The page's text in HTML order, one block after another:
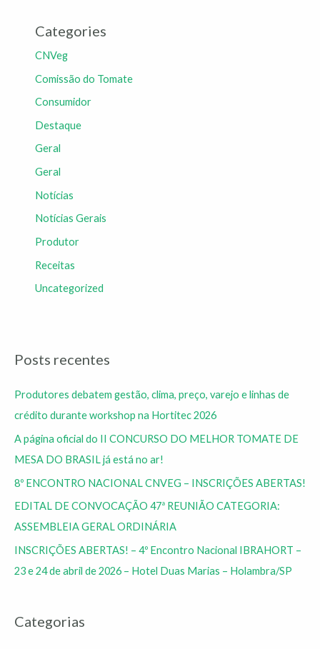
Categories
CNVeg
Comissão do Tomate
Consumidor
Destaque
Geral
Geral
Notícias
Notícias Gerais
Produtor
Receitas
Uncategorized
Posts recentes
Produtores debatem gestão, clima, preço, varejo e linhas de
crédito durante workshop na Hortitec 2026
A página oficial do II CONCURSO DO MELHOR TOMATE DE
MESA DO BRASIL já está no ar!
8º ENCONTRO NACIONAL CNVEG – INSCRIÇÕES ABERTAS!
EDITAL DE CONVOCAÇÃO 47ª REUNIÃO CATEGORIA:
ASSEMBLEIA GERAL ORDINÁRIA
INSCRIÇÕES ABERTAS! – 4º Encontro Nacional IBRAHORT –
23 e 24 de abril de 2026 – Hotel Duas Marias – Holambra/SP
Categorias